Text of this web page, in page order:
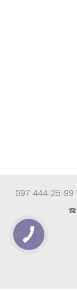
097-444-25-
☎